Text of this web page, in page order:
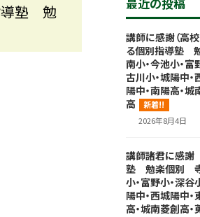
導塾 勉
講師に感謝（高
る個別指導塾
南小・今池小・富
古川小・城陽中・
陽中・南陽高・
高
新着!!
2026年8月4日
講師諸君に感
塾 勉楽個別 寺
小・富野小・深谷
陽中・西城陽中
高・城南菱創高